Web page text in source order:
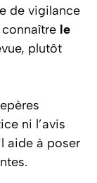
de vigilance
le
plutôt
ni l’avis
aide à poser